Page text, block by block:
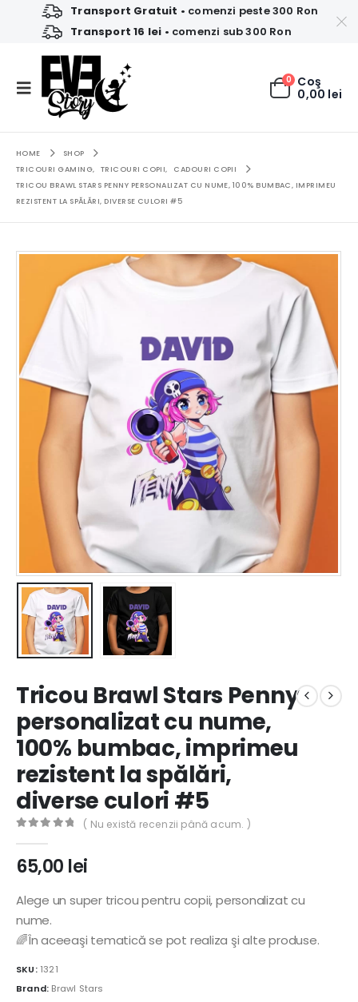
Transport Gratuit • comenzi peste 300 Ron
Transport 16 lei • comenzi sub 300 Ron
0 Coş
0,00 lei
HOME
SHOP
TRICOURI GAMING, TRICOURI COPII,
CADOURI COPII
TRICOU BRAWL STARS PENNY PERSONALIZAT CU NUME, 100% BUMBAC, IMPRIMEU
REZISTENT LA SPĂLĂRI, DIVERSE CULORI #5
Tricou Brawl Stars Penny
personalizat cu nume,
100% bumbac, imprimeu
rezistent la spălări,
diverse culori #5
( Nu există recenzii până acum. )
65,00 lei
Alege un super tricou pentru copii, personalizat cu
nume.
🌈În aceeaşi tematică se pot realiza şi alte produse.
SKU: 1321
Brand: Brawl Stars